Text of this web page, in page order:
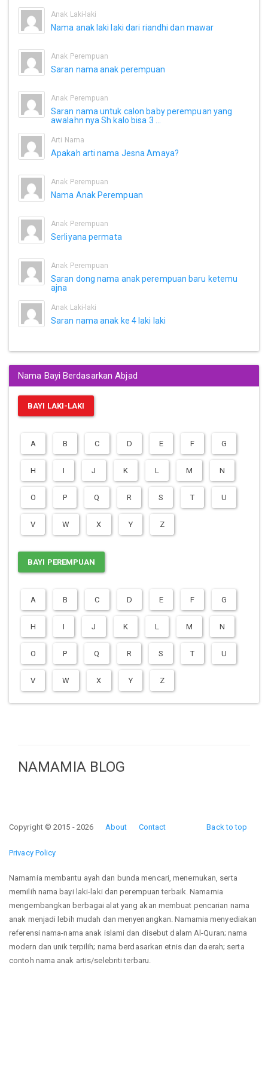
Anak Laki-laki
Nama anak laki laki dari riandhi dan mawar
Anak Perempuan
Saran nama anak perempuan
Anak Perempuan
Saran nama untuk calon baby perempuan yang
awalahn nya Sh kalo bisa 3 ...
Arti Nama
Apakah arti nama Jesna Amaya?
Anak Perempuan
Nama Anak Perempuan
Anak Perempuan
Serliyana permata
Anak Perempuan
Saran dong nama anak perempuan baru ketemu
ajna
Anak Laki-laki
Saran nama anak ke 4 laki laki
Nama Bayi Berdasarkan Abjad
BAYI LAKI-LAKI
A B C D E F G
H I J K L M N
O P Q R S T U
V W X Y Z
BAYI PEREMPUAN
A B C D E F G
H I J K L M N
O P Q R S T U
V W X Y Z
NAMAMIA BLOG
Back to top
Copyright © 2015 - 2026 About Contact
Privacy Policy
Namamia membantu ayah dan bunda mencari, menemukan, serta
memilih nama bayi laki-laki dan perempuan terbaik. Namamia
mengembangkan berbagai alat yang akan membuat pencarian nama
anak menjadi lebih mudah dan menyenangkan. Namamia menyediakan
referensi nama-nama anak islami dan disebut dalam Al-Quran; nama
modern dan unik terpilih; nama berdasarkan etnis dan daerah; serta
contoh nama anak artis/selebriti terbaru.